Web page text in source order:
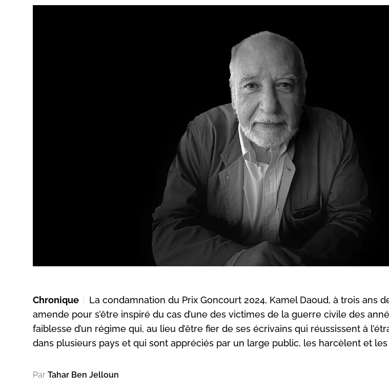
Chronique
La condamnation du Prix Goncourt 2024, Kamel Daoud, à trois ans
amende pour s’être inspiré du cas d’une des victimes de la guerre civile des
faiblesse d’un régime qui, au lieu d’être fier de ses écrivains qui réussissent à
dans plusieurs pays et qui sont appréciés par un large public, les harcèlent et les
Par Tahar Ben Jelloun